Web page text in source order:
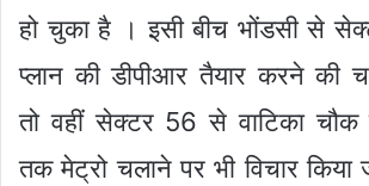
हो चुका है । इसी बीच भोंडसी से
प्लान की डीपीआर तैयार करने की
तो वहीं सेक्टर 56 से वाटिका चौक
तक मेट्रो चलाने पर भी विचार किया